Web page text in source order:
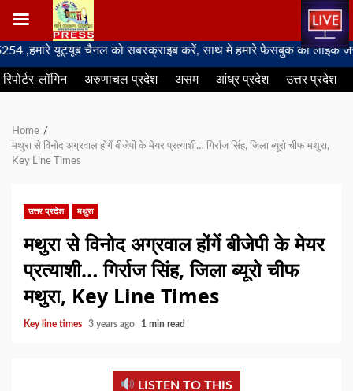
Skip
to
content
यूट्यूब चैनल को सबस्क्राइब करें, साथ मे हमारे फेसबुक को लाइक जरूर
रिपोर्टर-लॉगिन अरुणाचल प्रदेश असम आंध्र प्रदेश उत्तर प्रदेश
Home
मथुरा से विनोद अग्रवाल होंगें बीजेपी के मेयर प्रत्याशी… गिर्राज सिंह, जिला ब्यूरो चीफ मथुरा,
Key Line Times
उत्तर प्रदेश मथुरा
मथुरा से विनोद अग्रवाल होंगें बीजेपी के मेयर
प्रत्याशी… गिर्राज सिंह, जिला ब्यूरो चीफ
मथुरा, Key Line Times
Key line times 3 years ago 1 min read
LISTEN TO THIS